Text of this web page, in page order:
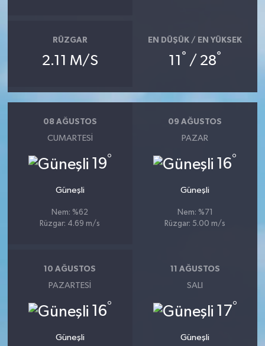
RÜZGAR
2.11 M/S
EN DÜŞÜK / EN YÜKSEK
11 ° / 28°
08 AĞUSTOS
CUMARTESI
19°
Güneşli
Nem: %62
Rüzgar: 4.69 m/s
09 AĞUSTOS
PAZAR
16°
Güneşli
Nem: %71
Rüzgar: 5.00 m/s
10 AĞUSTOS
PAZARTESI
16°
Güneşli
11 AĞUSTOS
SALI
17°
Güneşli